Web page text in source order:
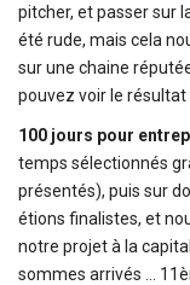
pitcher, et passer sur
été rude, mais cela
sur une chaine
pouvez voir le résultat
100 jours pour
temps sélectionnés
présentés), puis sur
étions finalistes, et
notre projet à la
sommes arrivés …